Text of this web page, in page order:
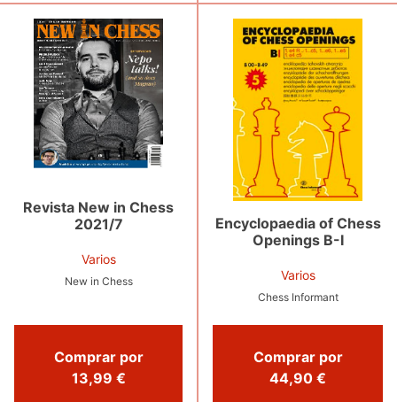
Revista New in Chess
2021/7
Varios
New in Chess
Comprar por
13,99 €
Encyclopaedia of Chess
Openings B-I
Varios
Chess Informant
Comprar por
44,90 €